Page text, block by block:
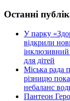
Останні
У парку
відкрили
для дітей
Міська рада
різницю
небаланс
Пантеон